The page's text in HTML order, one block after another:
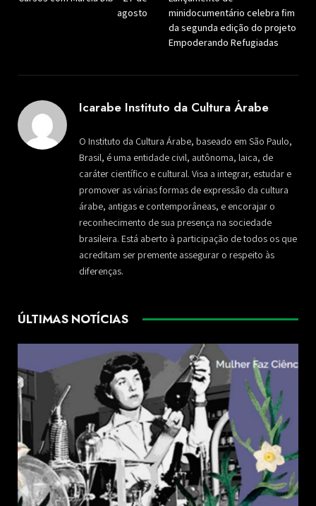
agosto
minidocumentário celebra fim
da segunda edição do projeto
Empoderando Refugiadas
Icarabe Instituto da Cultura Árabe
O Instituto da Cultura Árabe, baseado em São Paulo,
Brasil, é uma entidade civil, autônoma, laica, de
caráter científico e cultural. Visa a integrar, estudar e
promover as várias formas de expressão da cultura
árabe, antigas e contemporâneas, e encorajar o
reconhecimento de sua presença na sociedade
brasileira. Está aberto à participação de todos os que
acreditam ser premente assegurar o respeito às
diferenças.
ÚLTIMAS NOTÍCIAS